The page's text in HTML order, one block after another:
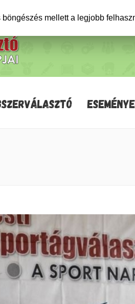
mellett a legjobb